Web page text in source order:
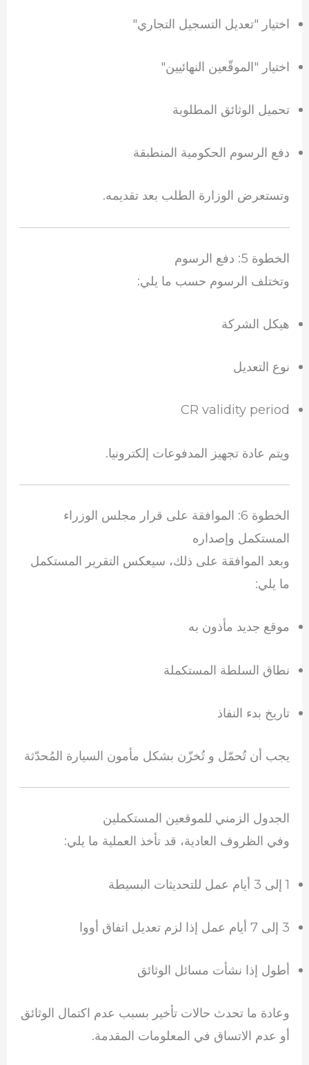
اختيار "تعديل التسجيل التجاري"
اختيار "الموقّعين النهائيين"
تحميل الوثائق المطلوبة
دفع الرسوم الحكومية المنطبقة
وتستعرض الوزارة الطلب بعد تقديمه.
الخطوة 5: دفع الرسوم
وتختلف الرسوم حسب ما يلي:
هيكل الشركة
نوع التعديل
CR validity period
ويتم عادة تجهيز المدفوعات إلكترونيا.
الخطوة 6: الموافقة على قرار مجلس الوزراء
المستكمل وإصداره
وبعد الموافقة على ذلك، سيعكس التقرير المستكمل
ما يلي:
موقع جديد مأذون به
نطاق السلطة المستكملة
تاريخ بدء النفاذ
يجب أن تُحمّل و تُخزّن بشكل مأمون السيارة المُحدّثة
الجدول الزمني للموقعين المستكملين
وفي الظروف العادية، قد تأخذ العملية ما يلي:
1 إلى 3 أيام عمل للتحديثات البسيطة
3 إلى 7 أيام عمل إذا لزم تعديل اتفاق أووا
أطول إذا نشأت مسائل الوثائق
وعادة ما تحدث حالات تأخير بسبب عدم اكتمال الوثائق
أو عدم الاتساق في المعلومات المقدمة.